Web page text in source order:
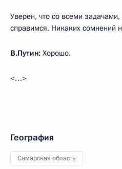
Уверен, что со всеми
справимся. Никаких сомнений
В.Путин: Хорошо.
<…>
География
Самарская область